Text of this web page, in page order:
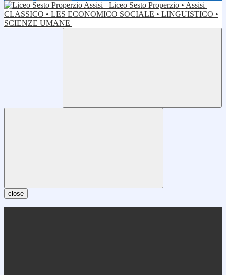
Liceo Sesto Properzio • Assisi
CLASSICO • LES ECONOMICO SOCIALE • LINGUISTICO •
SCIENZE UMANE
close